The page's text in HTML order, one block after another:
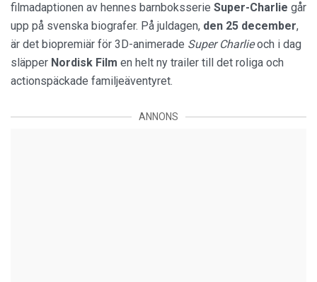
filmadaptionen av hennes barnboksserie Super-Charlie går
upp på svenska biografer. På juldagen, den 25 december,
är det biopremiär för 3D-animerade Super Charlieoch i dag
släpper Nordisk Film en helt ny trailer till det roliga och
actionspäckade familjeäventyret.
ANNONS